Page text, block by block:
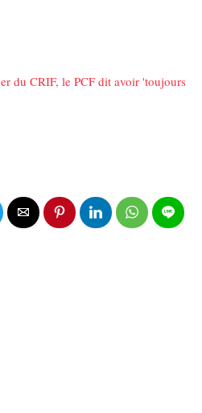
du CRIF, le PCF dit avoir 'toujours